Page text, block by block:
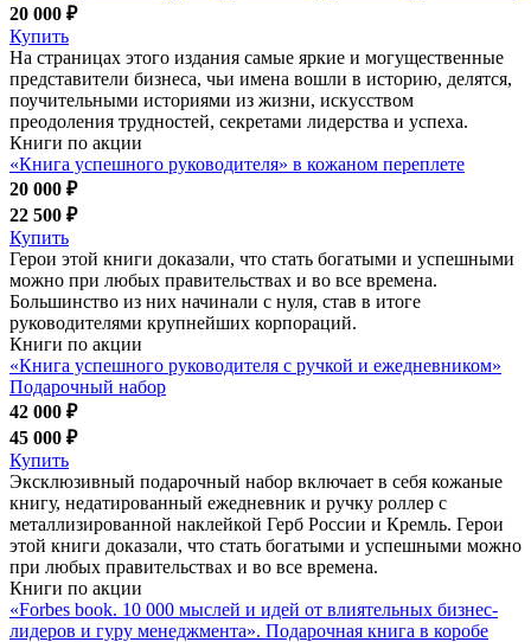
20 000 ₽
Купить
На страницах этого издания самые яркие и могущественные
представители бизнеса, чьи имена вошли в историю, делятся,
поучительными историями из жизни, искусством
преодоления трудностей, секретами лидерства и успеха.
Книги по акции
«Книга успешного руководителя» в кожаном переплете
20 000 ₽
22 500 ₽
Купить
Герои этой книги доказали, что стать богатыми и успешными
можно при любых правительствах и во все времена.
Большинство из них начинали с нуля, став в итоге
руководителями крупнейших корпораций.
Книги по акции
«Книга успешного руководителя с ручкой и ежедневником»
Подарочный набор
42 000 ₽
45 000 ₽
Купить
Эксклюзивный подарочный набор включает в себя кожаные
книгу, недатированный ежедневник и ручку роллер с
металлизированной наклейкой Герб России и Кремль. Герои
этой книги доказали, что стать богатыми и успешными можно
при любых правительствах и во все времена.
Книги по акции
«Forbes book. 10 000 мыслей и идей от влиятельных бизнес-
лидеров и гуру менеджмента». Подарочная книга в коробе